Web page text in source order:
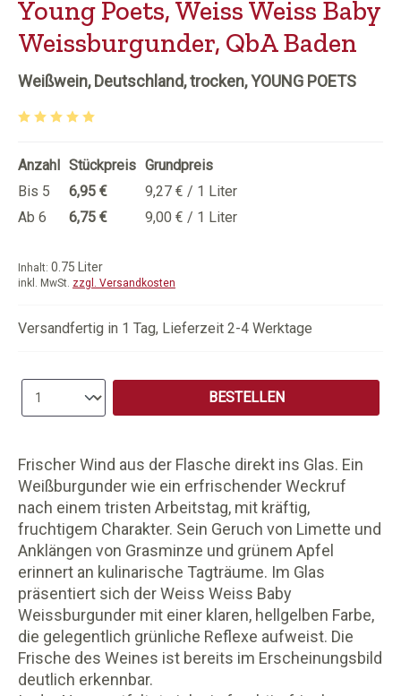
Frischer Wind aus der Flasche direkt ins Glas. Ein
Weißburgunder wie ein erfrischender Weckruf
nach einem tristen Arbeitstag, mit kräftig,
fruchtigem Charakter. Sein Geruch von Limette und
Anklängen von Grasminze und grünem Apfel
erinnert an kulinarische Tagträume. Im Glas
präsentiert sich der Weiss Weiss Baby
Weissburgunder mit einer klaren, hellgelben Farbe,
die gelegentlich grünliche Reflexe aufweist. Die
Frische des Weines ist bereits im Erscheinungsbild
deutlich erkennbar.
Young Poets, Weiss Weiss Baby
Weissburgunder, QbA Baden
Weißwein, Deutschland, trocken, YOUNG POETS
Anzahl Stückpreis Grundpreis
Bis 5 6,95 €
9,27 € / 1 Liter
Ab 6 6,75 € 9,00 € / 1 Liter
Inhalt: 0.75 Liter
inkl. MwSt. zzgl. Versandkosten
Versandfertig in 1 Tag, Lieferzeit 2-4 Werktage
Produkt Anzahl: Gib den gewünschten
BESTELLEN